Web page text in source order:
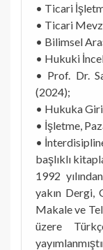
• Ticari
• Ticari
• Bilimsel
• Hukuki
• Prof. Dr.
(2024);
• Hukuka
• İşletme,
•
başlıklı
1992
yakın Dergi,
Makale ve
üzere